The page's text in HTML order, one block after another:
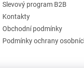
Slevový program B2B
Kontakty
Obchodní podmínky
Podmínky ochrany